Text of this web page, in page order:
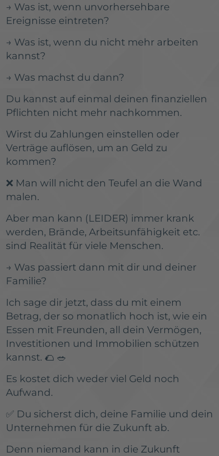
→ Was ist, wenn unvorhersehbare
Ereignisse eintreten?
→ Was ist, wenn du nicht mehr arbeiten
kannst?
→ Was machst du dann?
Du kannst auf einmal deinen finanziellen
Pflichten nicht mehr nachkommen.
Wirst du Zahlungen einstellen oder
Verträge auflösen, um an Geld zu
kommen?
❌ Man will nicht den Teufel an die Wand
malen.
Aber man kann (LEIDER) immer krank
werden, Brände, Arbeitsunfähigkeit etc.
sind Realität für viele Menschen.
→ Was passiert dann mit dir und deiner
Familie?
Ich sage dir jetzt, dass du mit einem
Betrag, der so monatlich hoch ist, wie ein
Essen mit Freunden, all dein Vermögen,
Investitionen und Immobilien schützen
kannst. 🌮 🥗
Es kostet dich weder viel Geld noch
Aufwand.
✅ Du sicherst dich, deine Familie und dein
Unternehmen für die Zukunft ab.
Denn niemand kann in die Zukunft